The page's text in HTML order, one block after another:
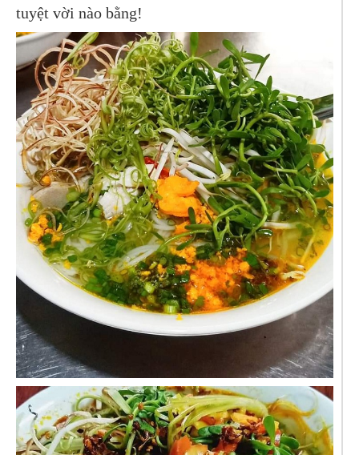
tuyệt vời nào bằng!